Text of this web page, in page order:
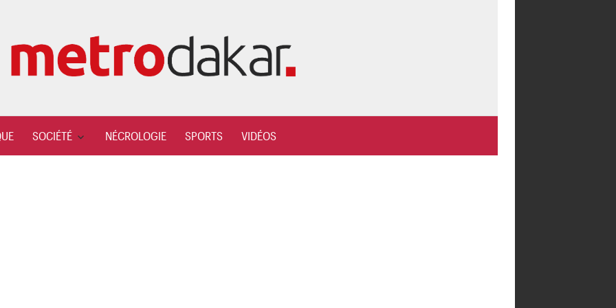
SOCIÉTÉ NÉCROLOGIE SPORTS VIDÉOS